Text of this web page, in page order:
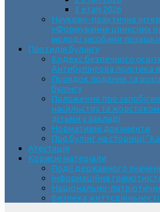
3 етап 2026
Науково-практична
«Формування ціннісних
молоді засобами
Протидія булінгу
Кодекс безпечного
Антибулінгова політика
Порядок подання та
булінгу
Положення про
насильству та
дітьми у закладі
Нормативні документи
Про булінг на сторінці
Атестація
Корисні матеріали
Події державного
Інформаційна
Національно-
Безпека життєдіяльності